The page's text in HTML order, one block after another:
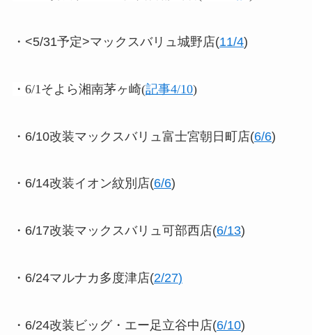
・<5/31予定>マックスバリュ城野店(11/4)
・6/1そよら湘南茅ヶ崎(記事4/10)
・6/10改装マックスバリュ富士宮朝日町店(6/6)
・6/14改装イオン紋別店(6/6)
・6/17改装マックスバリュ可部西店(6/13)
・6/24マルナカ多度津店(2/27)
・6/24改装ビッグ・エー足立谷中店(6/10)